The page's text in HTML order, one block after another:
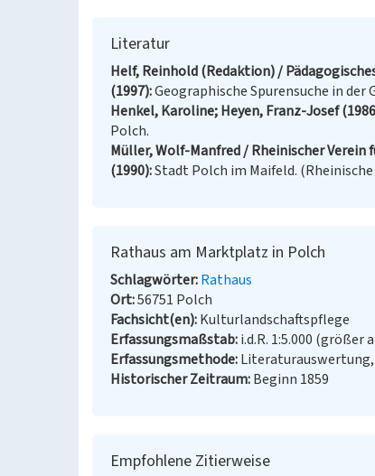
Literatur
Helf, Reinhold (Redaktion) /
(1997) Geographische Spurensuche in der
Henkel, Karoline; Heyen, Franz-Josef
Polch.
Müller, Wolf-Manfred / Rheinischer Verein
(1990) Stadt Polch im Maifeld.
Rathaus am Marktplatz in Polch
Schlagwörter Rathaus
Ort 56751 Polch
Fachsicht(en) Kulturlandschaftspflege
Erfassungsmaßstab i.d.R. 1:5.000 (größer
Erfassungsmethode
Historischer Zeitraum Beginn 1859
Empfohlene Zitierweise